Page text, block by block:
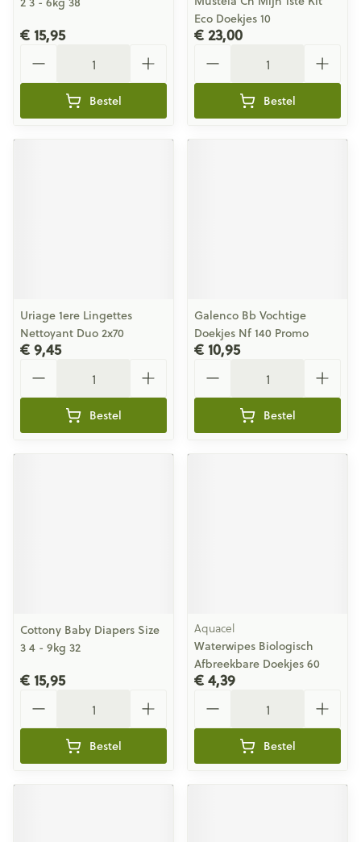
€ 15,95
Bestel
Eco Doekjes 10
€ 23,00
Bestel
Uriage 1ere Lingettes
Nettoyant Duo 2x70
€ 9,45
Bestel
Galenco Bb Vochtige
Doekjes Nf 140 Promo
€ 10,95
Bestel
Cottony Baby Diapers Size
3 4 - 9kg 32
€ 15,95
Bestel
Aquacel
Waterwipes Biologisch
Afbreekbare Doekjes 60
€ 4,39
Bestel